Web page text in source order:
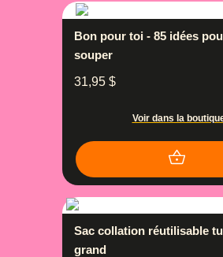
Bon pour toi - 85 idées
souper
31,95 $
Voir dans la
Sac collation réutilisable
grand